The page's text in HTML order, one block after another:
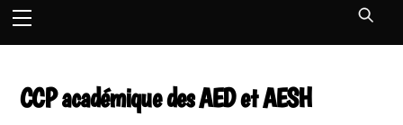
Menu
CCP académique des AED et AESH